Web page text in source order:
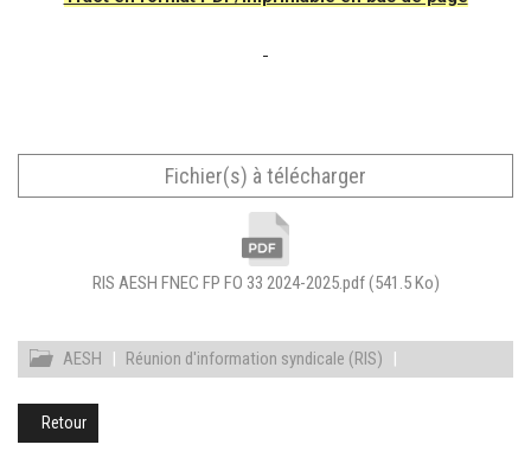
Fichier(s) à télécharger
RIS AESH FNEC FP FO 33 2024-2025.pdf(541.5 Ko)
AESH | Réunion d'information syndicale (RIS) |
Retour